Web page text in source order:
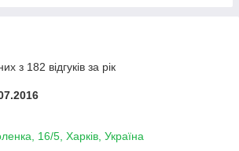
з 182 відгуків за рік
16/5, Харків, Україна